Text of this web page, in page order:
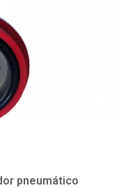
pneumático